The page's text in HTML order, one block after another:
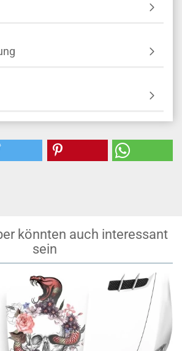
könnten auch interessant
sein